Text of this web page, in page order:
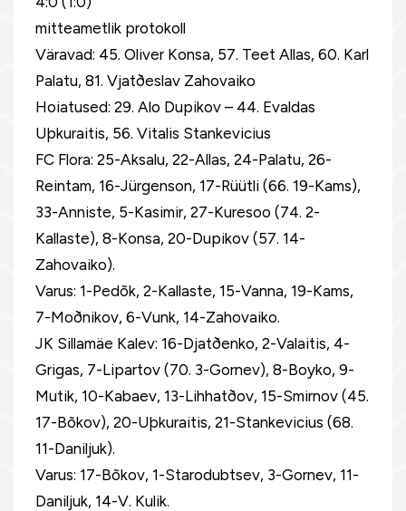
mitteametlik protokoll
Väravad: 45. Oliver Konsa, 57. Teet Allas, 60. Karl
Palatu, 81. Vjatðeslav Zahovaiko
Hoiatused: 29. Alo Dupikov – 44. Evaldas
Uþkuraitis, 56. Vitalis Stankevicius
FC Flora: 25-Aksalu, 22-Allas, 24-Palatu, 26-
Reintam, 16-Jürgenson, 17-Rüütli (66. 19-Kams),
33-Anniste, 5-Kasimir, 27-Kuresoo (74. 2-
Kallaste), 8-Konsa, 20-Dupikov (57. 14-
Zahovaiko).
Varus: 1-Pedõk, 2-Kallaste, 15-Vanna, 19-Kams,
7-Moðnikov, 6-Vunk, 14-Zahovaiko.
JK Sillamäe Kalev: 16-Djatðenko, 2-Valaitis, 4-
Grigas, 7-Lipartov (70. 3-Gornev), 8-Boyko, 9-
Mutik, 10-Kabaev, 13-Lihhatðov, 15-Smirnov (45.
17-Bõkov), 20-Uþkuraitis, 21-Stankevicius (68.
11-Daniljuk).
Varus: 17-Bõkov, 1-Starodubtsev, 3-Gornev, 11-
Daniljuk, 14-V. Kulik.